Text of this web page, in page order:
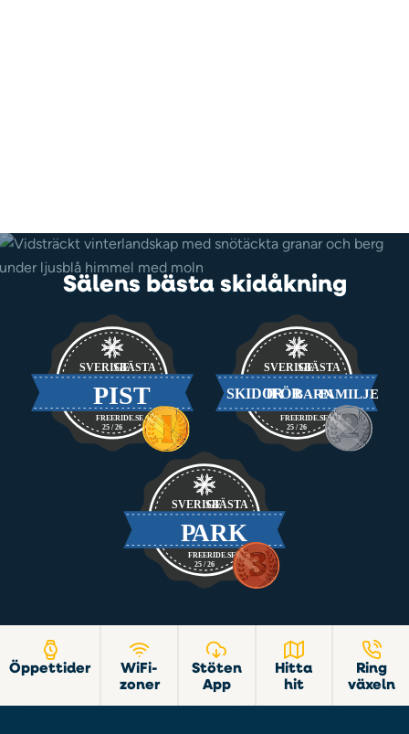
Sälens bästa skidåkning
Öppettider
WiFi-
zoner
Stöten
App
Hitta
hit
Ring
växeln